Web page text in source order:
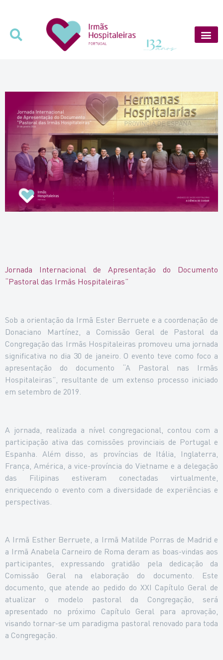
Jornada Internacional de Apresentação do Documento
“Pastoral das Irmãs Hospitaleiras”
Sob a orientação da Irmã Ester Berruete e a coordenação de
Donaciano Martínez, a Comissão Geral de Pastoral da
Congregação das Irmãs Hospitaleiras promoveu uma jornada
significativa no dia 30 de janeiro. O evento teve como foco a
apresentação do documento “A Pastoral nas Irmãs
Hospitaleiras”, resultante de um extenso processo iniciado
em setembro de 2019.
A jornada, realizada a nível congregacional, contou com a
participação ativa das comissões provinciais de Portugal e
Espanha. Além disso, as províncias de Itália, Inglaterra,
França, América, a vice-província do Vietname e a delegação
das Filipinas estiveram conectadas virtualmente,
enriquecendo o evento com a diversidade de experiências e
perspectivas.
A Irmã Esther Berruete, a Irmã Matilde Porras de Madrid e
a Irmã Anabela Carneiro de Roma deram as boas-vindas aos
participantes, expressando gratidão pela dedicação da
Comissão Geral na elaboração do documento. Este
documento, que atende ao pedido do XXI Capítulo Geral de
atualizar o modelo pastoral da Congregação, será
apresentado no próximo Capítulo Geral para aprovação,
visando tornar-se um paradigma pastoral renovado para toda
a Congregação.